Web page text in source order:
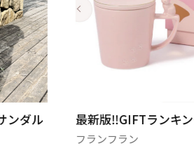
ンダル 最新版‼️GIFTランキ
フランフラン